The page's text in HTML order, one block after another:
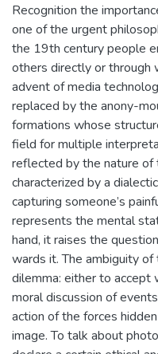
Recognition the
one of the urgent
the 19th century people
others directly or through
advent of media
replaced by the anony-
formations whose
field for multiple
reflected by the nature of
characterized by a
capturing someone’s
represents the mental
hand, it raises the
wards it. The ambiguity
dilemma: either to accept
moral discussion of
action of the forces
image. To talk about